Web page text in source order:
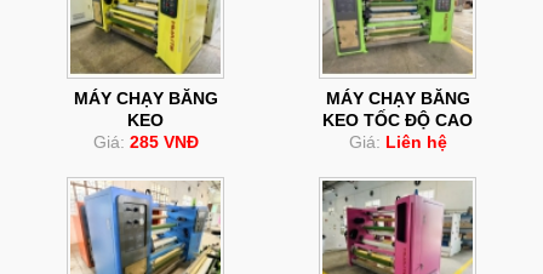
MÁY CHẠY BĂNG
KEO
Giá: 285 VNĐ
MÁY CHẠY BĂNG
KEO TỐC ĐỘ CAO
Giá: Liên hệ